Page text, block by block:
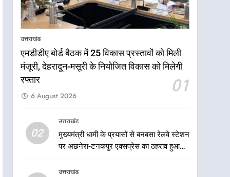
उत्तराखंड
एमडीडीए बोर्ड बैठक में 25 विकास प्रस्तावों को मिली
मंजूरी, देहरादून-मसूरी के नियोजित विकास को मिलेगी
रफ्तार
01
6 August 2026
02
उत्तराखंड
मुख्यमंत्री धामी के प्रयासों से बनबसा रेलवे स्टेशन
पर अछनेरा-टनकपुर एक्सप्रेस का ठहराव हुआ
उत्तराखंड
भरोसे का प्रतीक
6
मंत्री गणेश जोशी ने किसानों से
अधिक से अधिक लाभ उठाने का
आह्वान किया
उत्तराखंड
7
खेल मंत्री रेखा आर्या ने देवभूमि से
8
बंशीधर तिवारी के नेतृत्वकारी संदेश
और ललित मोहन जोशी के